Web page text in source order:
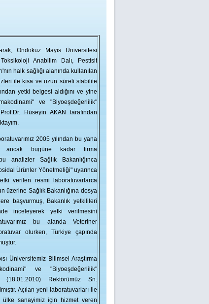
Ondokuz Mayıs Üniversitesi
Anabilim Dalı, Pestisit
halk sağlığı alanında kullanılan
ile kısa ve uzun süreli stabilite
yetki belgesi aldığını ve yine
ve "Biyoeşdeğerlilik"
Hüseyin AKAN tarafından
2005 yılından bu yana
ancak bugüne kadar firma
analizler Sağlık Bakanlığınca
Ürünler Yönetmeliği" uyarınca
verilen resmi laboratuvarlarca
üzerine Sağlık Bakanlığına dosya
başvurmuş, Bakanlık yetkilileri
inceleyerek yetki verilmesini
bu alanda Veteriner
olurken, Türkiye çapında
Üniversitemiz Bilimsel Araştırma
ve "Biyoeşdeğerlilik"
(18.01.2010) Rektörümüz Sn.
Açılan yeni laboratuvarları ile
ülke sanayimiz için hizmet veren